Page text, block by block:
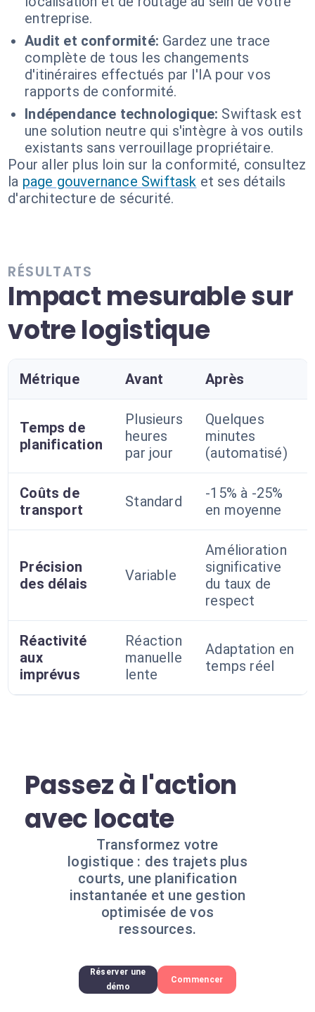
entreprise.
Audit et conformité: Gardez une trace
complète de tous les changements
d'itinéraires effectués par l'IA pour vos
rapports de conformité.
Indépendance technologique: Swiftask est
une solution neutre qui s'intègre à vos outils
existants sans verrouillage propriétaire.
Pour aller plus loin sur la conformité, consultez
la page gouvernance Swiftask et ses détails
d'architecture de sécurité.
RÉSULTATS
Impact mesurable sur
votre logistique
Métrique Avant Après
Temps de
planification
Plusieurs
heures
par jour
Quelques
minutes
(automatisé)
Coûts de
transport
Standard
-15% à -25%
en moyenne
Précision
des délais
Variable
Amélioration
significative
du taux de
respect
Réactivité
aux
imprévus
Réaction
manuelle
lente
Adaptation en
temps réel
Passez à l'action
avec locate
Transformez votre
logistique : des trajets plus
courts, une planification
instantanée et une gestion
optimisée de vos
ressources.
Réserver une
démo
Commencer